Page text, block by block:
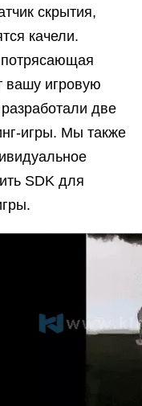
скрытия,
качели.
вашу игровую
две
игры. Мы также
SDK для